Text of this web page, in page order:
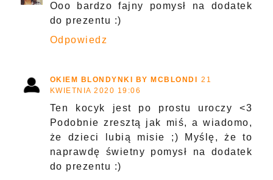
Ooo bardzo fajny pomysł na dodatek
do prezentu :)
Odpowiedz
OKIEM BLONDYNKI BY MCBLONDI
21
KWIETNIA 2020 19:06
Ten kocyk jest po prostu uroczy <3
Podobnie zresztą jak miś, a wiadomo,
że dzieci lubią misie ;) Myślę, że to
naprawdę świetny pomysł na dodatek
do prezentu :)